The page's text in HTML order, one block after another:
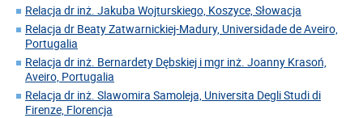
Relacja dr inż. Jakuba Wojturskiego, Koszyce, Słowacja
Relacja dr Beaty Zatwarnickiej-Madury, Universidade de Aveiro,
Portugalia
Relacja dr inż. Bernardety Dębskiej i mgr inż. Joanny Krasoń,
Aveiro, Portugalia
Relacja dr inż. Slawomira Samoleja, Universita Degli Studi di
Firenze, Florencja